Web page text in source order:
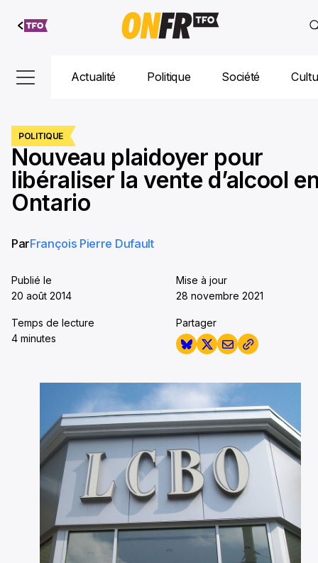
Aller au
contenu
Actualité Politique Société
POLITIQUE
Nouveau plaidoyer pour
libéraliser la vente d’alcool
Ontario
ParFrançois Pierre Dufault
Publié le
20 août 2014
Mise à jour
28 novembre 2021
Temps de lecture
4 minutes
Partager